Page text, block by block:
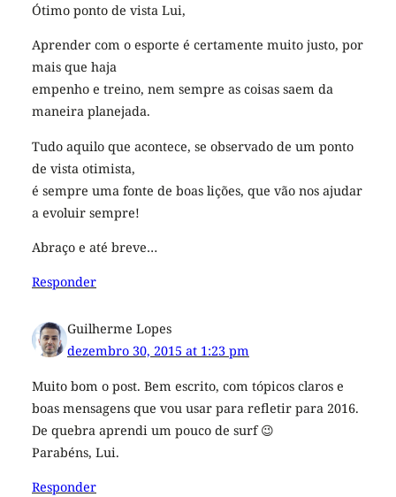
Ótimo ponto de vista Lui,
Aprender com o esporte é certamente muito justo, por
mais que haja
empenho e treino, nem sempre as coisas saem da
maneira planejada.
Tudo aquilo que acontece, se observado de um ponto
de vista otimista,
é sempre uma fonte de boas lições, que vão nos ajudar
a evoluir sempre!
Abraço e até breve…
Responder
Guilherme Lopes
dezembro 30, 2015 at 1:23 pm
Muito bom o post. Bem escrito, com tópicos claros e
boas mensagens que vou usar para refletir para 2016.
De quebra aprendi um pouco de surf 😉
Parabéns, Lui.
Responder